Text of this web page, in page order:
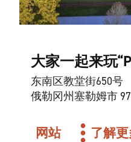
大家一起来玩
东南区教堂街650号
俄勒冈州塞勒姆市
网站 了解